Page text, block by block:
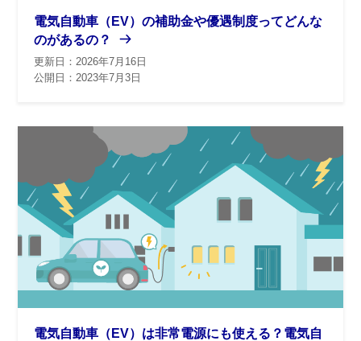
電気自動車（EV）の補助金や優遇制度ってどんな
のがあるの？
更新日：2026年7月16日
公開日：2023年7月3日
電気自動車（EV）は非常電源にも使える？電気自